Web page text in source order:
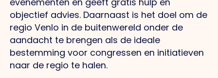
objectief advies. Daarnaast is het doel om de
regio Venlo in de buitenwereld onder de
aandacht te brengen als de ideale
bestemming voor congressen en initiatieven
naar de regio te halen.